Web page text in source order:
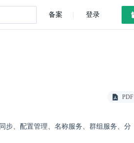
备案 登录
PDF
步、配置管理、名称服务、群组服务、分